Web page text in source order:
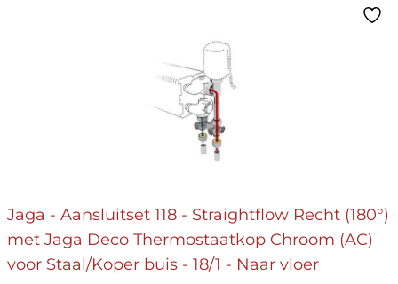
Jaga - Aansluitset 118 - Straightflow Recht (180°)
met Jaga Deco Thermostaatkop Chroom (AC)
voor Staal/Koper buis - 18/1 - Naar vloer